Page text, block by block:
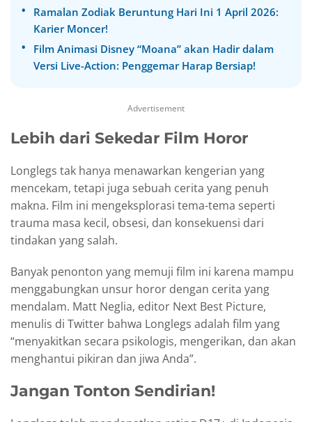
Ramalan Zodiak Beruntung Hari Ini 1 April 2026:
Karier Moncer!
Film Animasi Disney “Moana” akan Hadir dalam
Versi Live-Action: Penggemar Harap Bersiap!
Advertisement
Lebih dari Sekedar Film Horor
Longlegs tak hanya menawarkan kengerian yang
mencekam, tetapi juga sebuah cerita yang penuh
makna. Film ini mengeksplorasi tema-tema seperti
trauma masa kecil, obsesi, dan konsekuensi dari
tindakan yang salah.
Banyak penonton yang memuji film ini karena mampu
menggabungkan unsur horor dengan cerita yang
mendalam. Matt Neglia, editor Next Best Picture,
menulis di Twitter bahwa Longlegs adalah film yang
“menyakitkan secara psikologis, mengerikan, dan akan
menghantui pikiran dan jiwa Anda”.
Jangan Tonton Sendirian!